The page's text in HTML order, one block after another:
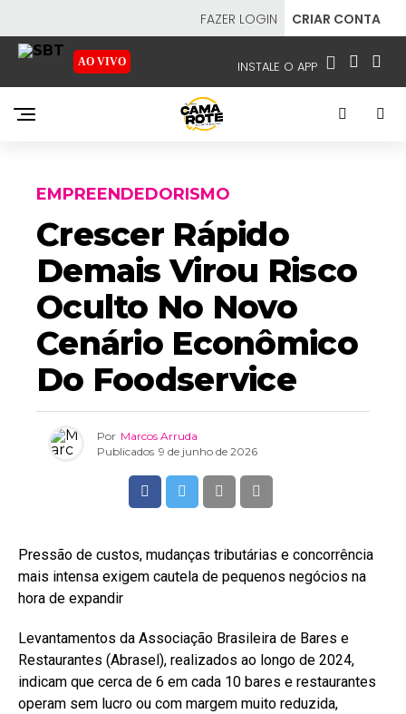
FAZER LOGIN CRIAR CONTA
AO VIVO INSTALE O APP
EMISSORAS
SBT- SISTEMA BRASILEIRO DE TELEVISÃO
EMPREENDEDORISMO
Crescer Rápido
Demais Virou Risco
Oculto No Novo
Cenário Econômico
Do Foodservice
Por Marcos Arruda
Publicados 9 de junho de 2026
Pressão de custos, mudanças tributárias e concorrência
mais intensa exigem cautela de pequenos negócios na
hora de expandir
Levantamentos da Associação Brasileira de Bares e
Restaurantes (Abrasel), realizados ao longo de 2024,
indicam que cerca de 6 em cada 10 bares e restaurantes
operam sem lucro ou com margem muito reduzida,